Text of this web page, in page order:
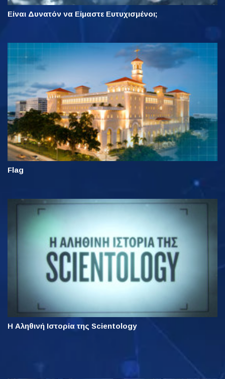
Είναι Δυνατόν να Είμαστε Ευτυχισμένοι;
Flag
Η Αληθινή Ιστορία της Scientology